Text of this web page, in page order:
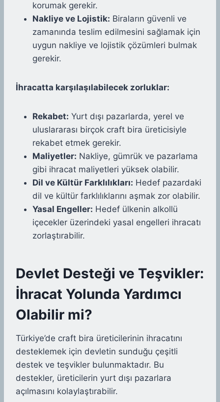
korumak gerekir.
Nakliye ve Lojistik: Biraların güvenli ve
zamanında teslim edilmesini sağlamak için
uygun nakliye ve lojistik çözümleri bulmak
gerekir.
İhracatta karşılaşılabilecek zorluklar:
Rekabet: Yurt dışı pazarlarda, yerel ve
uluslararası birçok craft bira üreticisiyle
rekabet etmek gerekir.
Maliyetler: Nakliye, gümrük ve pazarlama
gibi ihracat maliyetleri yüksek olabilir.
Dil ve Kültür Farklılıkları: Hedef pazardaki
dil ve kültür farklılıklarını aşmak zor olabilir.
Yasal Engeller: Hedef ülkenin alkollü
içecekler üzerindeki yasal engelleri ihracatı
zorlaştırabilir.
Devlet Desteği ve Teşvikler:
İhracat Yolunda Yardımcı
Olabilir mi?
Türkiye’de craft bira üreticilerinin ihracatını
desteklemek için devletin sunduğu çeşitli
destek ve teşvikler bulunmaktadır. Bu
destekler, üreticilerin yurt dışı pazarlara
açılmasını kolaylaştırabilir.